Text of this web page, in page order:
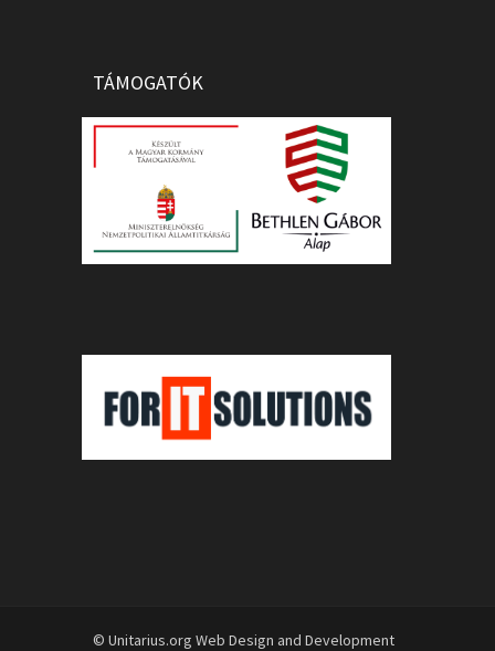
TÁMOGATÓK
© Unitarius.org Web Design and Development